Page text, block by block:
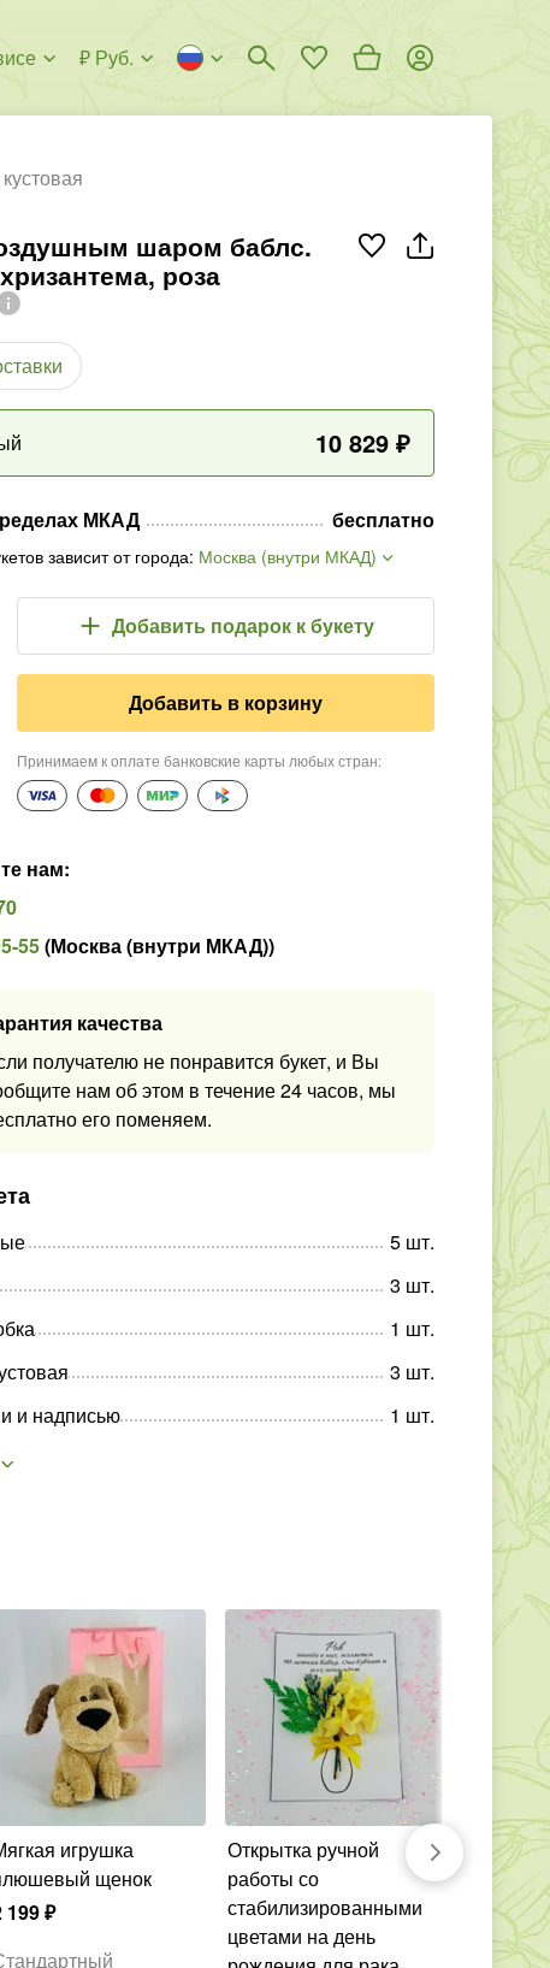
₽ Руб.
шаром баблс.
роза
10 829 ₽
МКАД бесплатно
зависит от города: Москва (внутри МКАД)
Добавить подарок к букету
Добавить в корзину
Принимаем к оплате банковские карты любых стран:
нам:
55(Москва (внутри МКАД))
качества
получателю не понравится букет, и Вы
нам об этом в течение 24 часов, мы
его поменяем.
5 шт.
3 шт.
1 шт.
3 шт.
и надписью
1 шт.
щенок
199₽
Открытка ручной
работы со
стабилизированными
цветами на день
ручной
Символ